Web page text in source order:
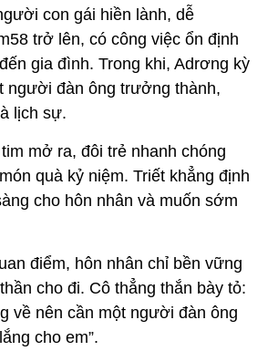
con gái hiền lành, dễ
trở lên, có công việc ổn định
gia đình. Trong khi, Adrơng kỳ
người đàn ông trưởng thành,
lịch sự.
mở ra, đôi trẻ nhanh chóng
quà kỷ niệm. Triết khẳng định
cho hôn nhân và muốn sớm
điểm, hôn nhân chỉ bền vững
cho đi. Cô thẳng thắn bày tỏ:
về nên cần một người đàn ông
cho em”.